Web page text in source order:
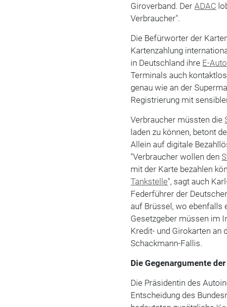
Giroverband. DerADAC
Verbraucher".
Die Befürworter der
Kartenzahlung
in Deutschland ihre E-
Terminals auch
genau wie an der
Registrierung mit
Verbraucher müssten die
laden zu können, betont
Allein auf digitale
"Verbraucher wollen den
mit der Karte bezahlen
Tankstelle", sagt auch
Federführer der
auf Brüssel, wo ebenfalls
Gesetzgeber müssen im
Kredit- und Girokarten an
Schackmann-Fallis.
Die Gegenargumente
Die Präsidentin des
Entscheidung des